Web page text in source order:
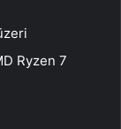
Ryzen 7